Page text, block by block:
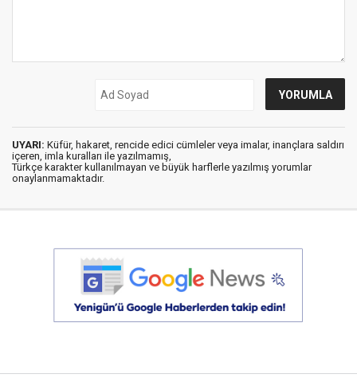
UYARI: Küfür, hakaret, rencide edici cümleler veya imalar, inançlara saldırı
içeren, imla kuralları ile yazılmamış,
Türkçe karakter kullanılmayan ve büyük harflerle yazılmış yorumlar
onaylanmamaktadır.